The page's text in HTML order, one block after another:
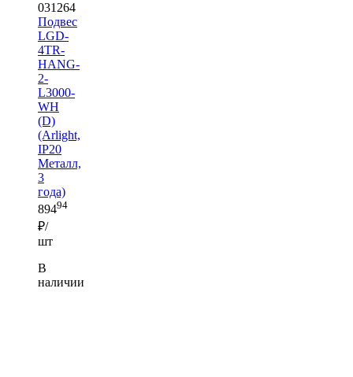
031264
Подвес
LGD-
4TR-
HANG-
2-
L3000-
WH
(D)
(Arlight,
IP20
Металл,
3
года)
89494
₽/
шт
В
наличии